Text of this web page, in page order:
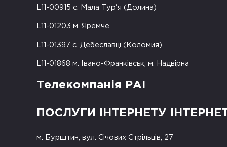
L11-00915 с. Мала Тур'я (Долина)
L11-01203 м. Яремче
L11-01397 с. Дебеславці (Коломия)
L11-01868 м. Івано-Франківськ, м. Надвірна
Телекомпанія РАІ
ПОСЛУГИ ІНТЕРНЕТУ
м. Бурштин, вул. Січових Стрільців, 27